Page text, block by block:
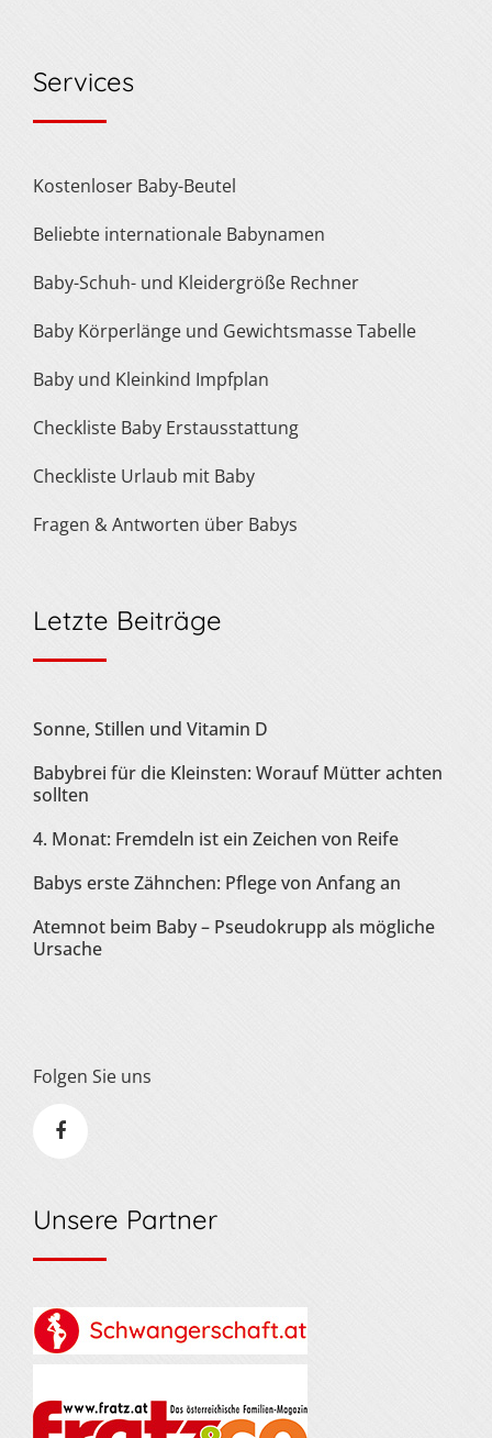
Services
Kostenloser Baby-Beutel
Beliebte internationale Babynamen
Baby-Schuh- und Kleidergröße Rechner
Baby Körperlänge und Gewichtsmasse Tabelle
Baby und Kleinkind Impfplan
Checkliste Baby Erstausstattung
Checkliste Urlaub mit Baby
Fragen & Antworten über Babys
Letzte Beiträge
Sonne, Stillen und Vitamin D
Babybrei für die Kleinsten: Worauf Mütter achten
sollten
4. Monat: Fremdeln ist ein Zeichen von Reife
Babys erste Zähnchen: Pflege von Anfang an
Atemnot beim Baby – Pseudokrupp als mögliche
Ursache
Folgen Sie uns
Unsere Partner